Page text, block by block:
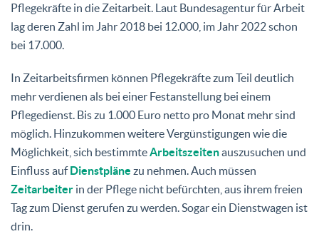
Pflegekräfte in die Zeitarbeit. Laut Bundesagentur für Arbeit
lag deren Zahl im Jahr 2018 bei 12.000, im Jahr 2022 schon
bei 17.000.
In Zeitarbeitsfirmen können Pflegekräfte zum Teil deutlich
mehr verdienen als bei einer Festanstellung bei einem
Pflegedienst. Bis zu 1.000 Euro netto pro Monat mehr sind
möglich. Hinzukommen weitere Vergünstigungen wie die
Möglichkeit, sich bestimmteArbeitszeitenauszusuchen und
Einfluss aufDienstpläne zu nehmen. Auch müssen
Zeitarbeiter in der Pflege nicht befürchten, aus ihrem freien
Tag zum Dienst gerufen zu werden. Sogar ein Dienstwagen ist
drin.